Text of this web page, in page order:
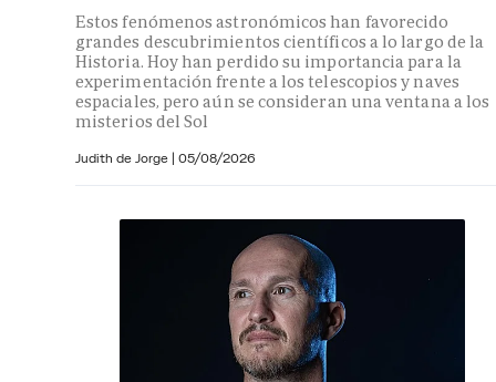
Estos fenómenos astronómicos han favorecido
grandes descubrimientos científicos a lo largo de la
Historia. Hoy han perdido su importancia para la
experimentación frente a los telescopios y naves
espaciales, pero aún se consideran una ventana a los
misterios del Sol
Judith de Jorge | 05/08/2026